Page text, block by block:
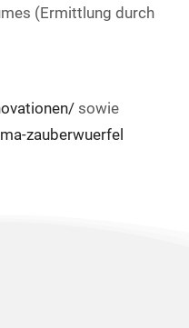
(Ermittlung durch
sowie
zauberwuerfel